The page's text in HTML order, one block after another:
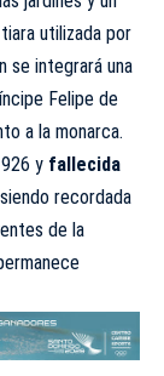
utilizada por
se integrará una
Felipe de
a la monarca.
y fallecida
recordada
de la